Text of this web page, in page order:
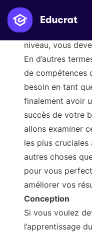
Si vous voulez
niveau, vous
En d’autres
de compétences
besoin en tant
finalement avoir
succès de votre
allons examiner
les plus
autres choses
pour vous
améliorer vos
Conception
Si vous voulez
l’apprentissage